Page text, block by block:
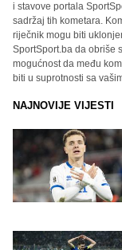
i stavove portala
sadržaj tih kometara.
riječnik mogu biti
SportSport.ba da obriše
mogućnost da među
biti u suprotnosti sa
NAJNOVIJE VIJESTI